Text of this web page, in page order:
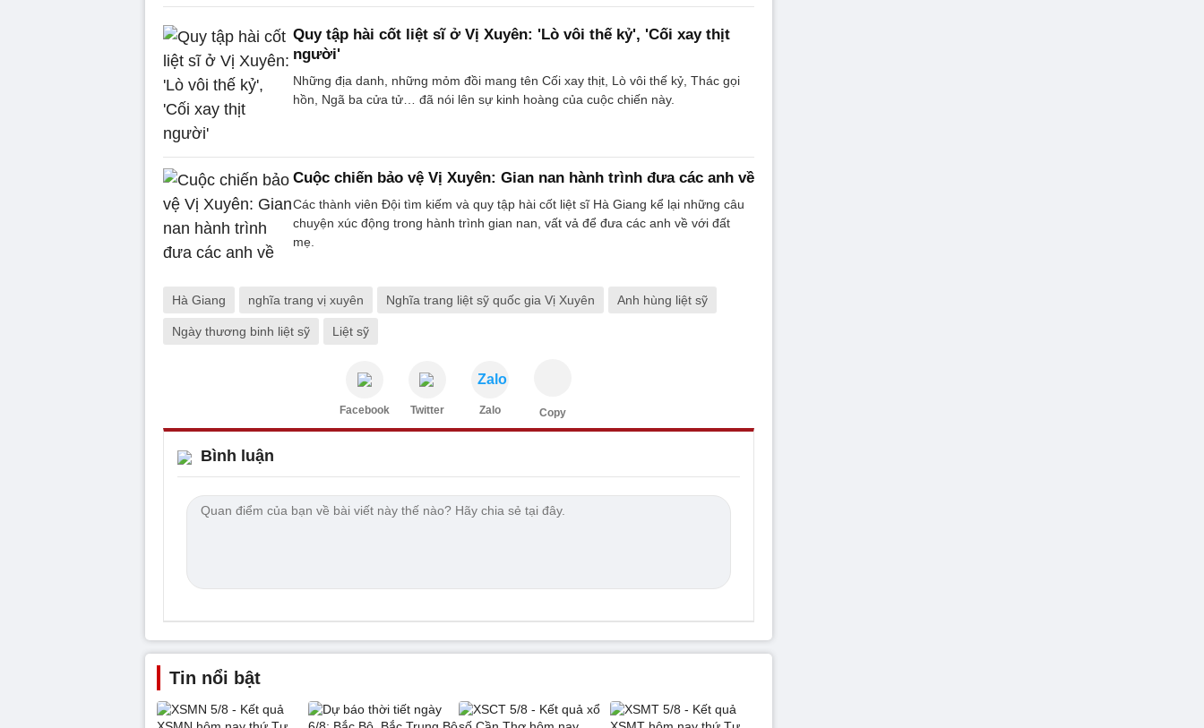
Quy tập hài cốt liệt sĩ ở Vị Xuyên: 'Lò vôi thế kỷ', 'Cối xay thịt
người'
Những địa danh, những mỏm đồi mang tên Cối xay thịt, Lò vôi thế kỷ, Thác gọi
hồn, Ngã ba cửa tử… đã nói lên sự kinh hoàng của cuộc chiến này.
Cuộc chiến bảo vệ Vị Xuyên: Gian nan hành trình đưa các anh về
Các thành viên Đội tìm kiếm và quy tập hài cốt liệt sĩ Hà Giang kể lại những câu
chuyện xúc động trong hành trình gian nan, vất vả để đưa các anh về với đất
mẹ.
Hà Giang nghĩa trang vị xuyên Nghĩa trang liệt sỹ quốc gia Vị Xuyên Anh hùng liệt sỹ
Ngày thương binh liệt sỹ Liệt sỹ
Facebook Twitter
Zalo
Zalo Copy
Bình luận
Tin nổi bật